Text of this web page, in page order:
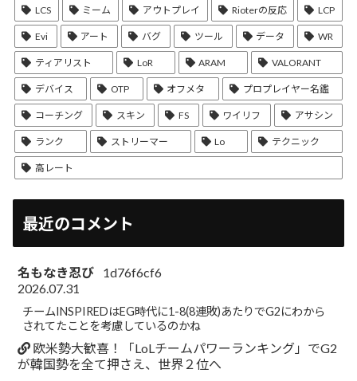
LCS ミーム アウトプレイ Rioterの反応 LCP
Evi アート バグ ツール データ WR
ティアリスト LoR ARAM VALORANT
デバイス OTP オフメタ プロプレイヤー名鑑
コーチング スキン FS ワイリフ アサシン
ランク ストリーマー Lo テクニック
高レート
最近のコメント
名もなき忍び
1d76f6cf6
2026.07.31
チームINSPIREDはEG時代に1-8(8連敗)あたりでG2にわから
されてたことを考慮しているのかね
欧米勢大歓喜！「LoLチームパワーランキング」でG2
が韓国勢を全て押さえ、世界２位へ